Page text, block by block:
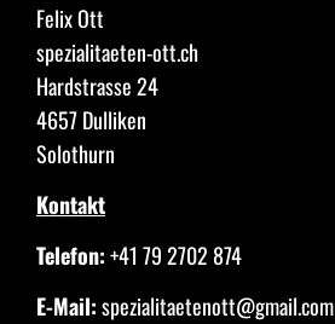
Felix Ott
spezialitaeten-ott.ch
Hardstrasse 24
4657 Dulliken
Solothurn
Kontakt
Telefon:+41 79 2702 874
E-Mail:spezialitaetenott@gmail.com